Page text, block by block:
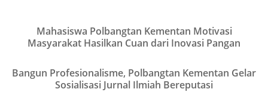
VIEW
Mahasiswa Polbangtan Kementan Motivasi
Masyarakat Hasilkan Cuan dari Inovasi Pangan
VIEW
Bangun Profesionalisme, Polbangtan Kementan Gelar
Sosialisasi Jurnal Ilmiah Bereputasi